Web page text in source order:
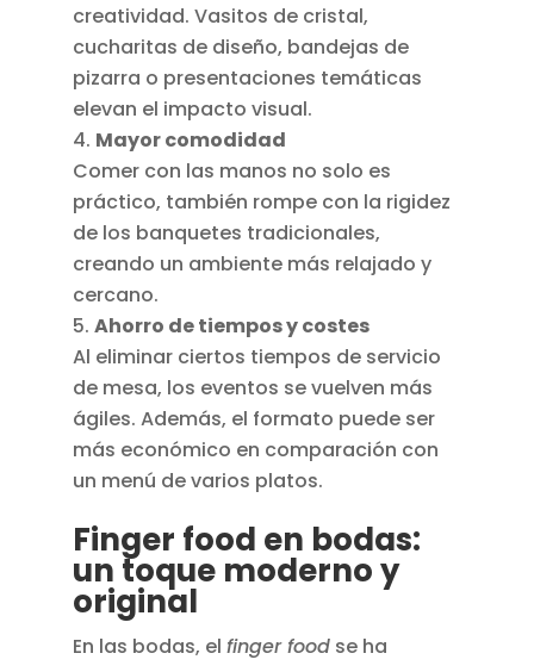
creatividad. Vasitos de cristal,
cucharitas de diseño, bandejas de
pizarra o presentaciones temáticas
elevan el impacto visual.
Mayor comodidad
Comer con las manos no solo es
práctico, también rompe con la rigidez
de los banquetes tradicionales,
creando un ambiente más relajado y
cercano.
Ahorro de tiempos y costes
Al eliminar ciertos tiempos de servicio
de mesa, los eventos se vuelven más
ágiles. Además, el formato puede ser
más económico en comparación con
un menú de varios platos.
Finger food en bodas:
un toque moderno y
original
En las bodas, el finger foodse ha